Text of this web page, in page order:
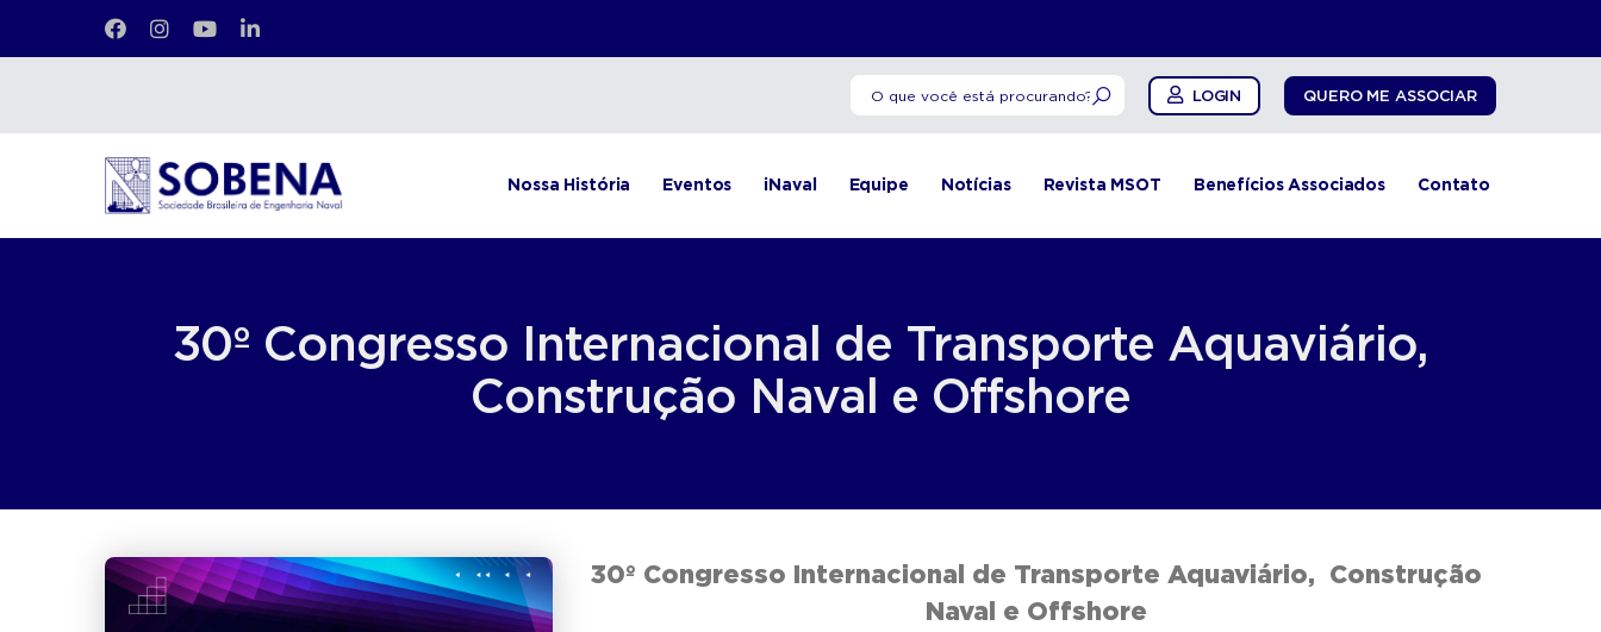
LOGIN QUERO ME ASSOCIAR
Nossa História Eventos iNaval Equipe Notícias Revista MSOT Benefícios Associados Contato
30º Congresso Internacional de Transporte Aquaviário,
Construção Naval e Offshore
30º Congresso Internacional de Transporte Aquaviário, Construção
Naval e Offshore